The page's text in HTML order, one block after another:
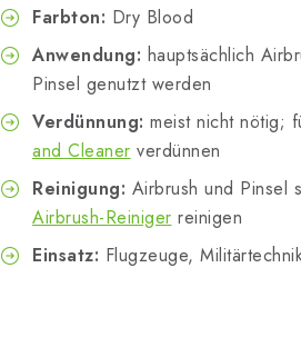
Farbton: Dry Blood
Anwendung: hauptsächlich
Pinsel genutzt werden
Verdünnung: meist nicht nötig;
and Cleaner verdünnen
Reinigung: Airbrush und Pinsel
Airbrush-Reiniger reinigen
Einsatz: Flugzeuge,